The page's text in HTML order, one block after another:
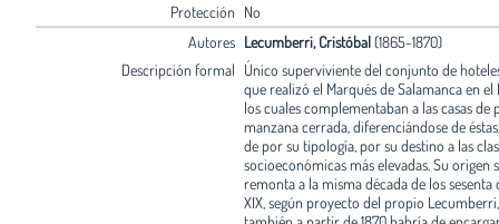
Protección No
Autores Lecumberri, Cristóbal(1865-1870)
Descripción formal Único superviviente del conjunto de
que realizó el Marqués de Salamanca en el
los cuales complementaban a las casas de
manzana cerrada, diferenciándose de
de por su tipología, por su destino a las
socioeconómicas más elevadas. Su origen
remonta a la misma década de los sesenta
XIX, según proyecto del propio